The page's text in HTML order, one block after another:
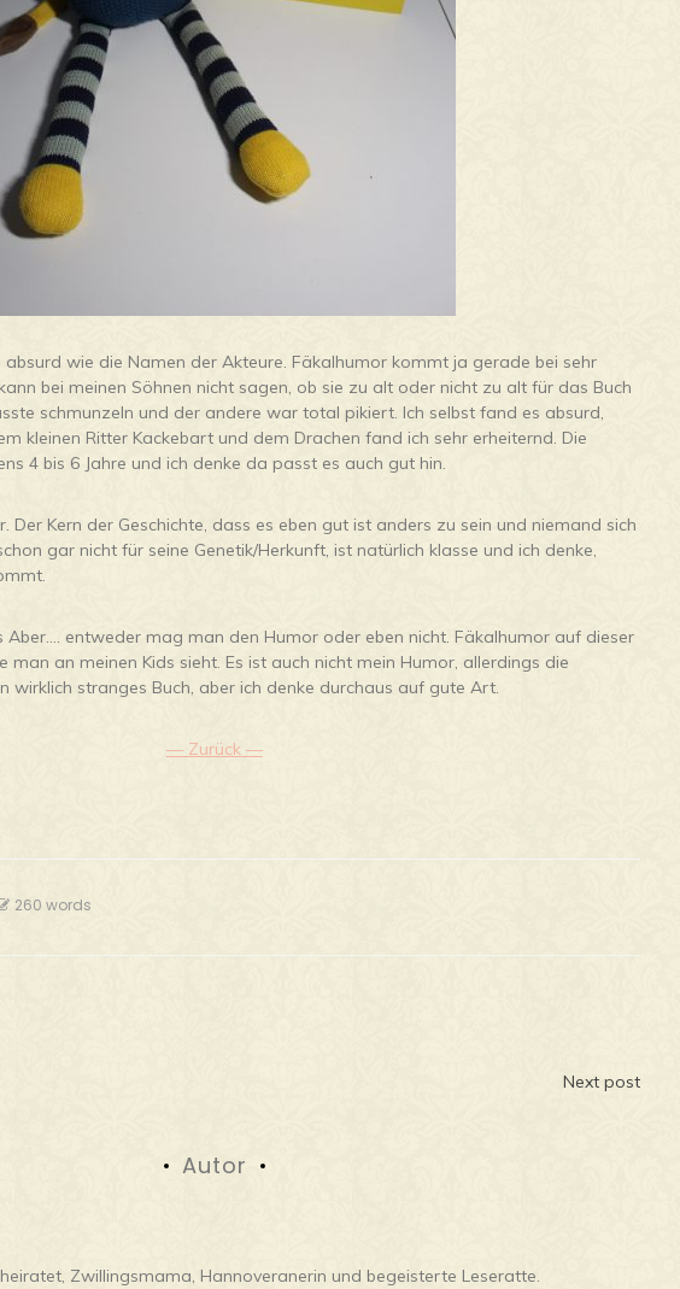
absurd wie die Namen der Akteure. Fäkalhumor kommt ja gerade bei sehr
bei meinen Söhnen nicht sagen, ob sie zu alt oder nicht zu alt für das Buch
schmunzeln und der andere war total pikiert. Ich selbst fand es absurd,
kleinen Ritter Kackebart und dem Drachen fand ich sehr erheiternd. Die
4 bis 6 Jahre und ich denke da passt es auch gut hin.
Der Kern der Geschichte, dass es eben gut ist anders zu sein und niemand sich
gar nicht für seine Genetik/Herkunft, ist natürlich klasse und ich denke,
Aber…. entweder mag man den Humor oder eben nicht. Fäkalhumor auf dieser
man an meinen Kids sieht. Es ist auch nicht mein Humor, allerdings die
wirklich stranges Buch, aber ich denke durchaus auf gute Art.
— Zurück —
260 words
Next post
Autor
Zwillingsmama, Hannoveranerin und begeisterte Leseratte.